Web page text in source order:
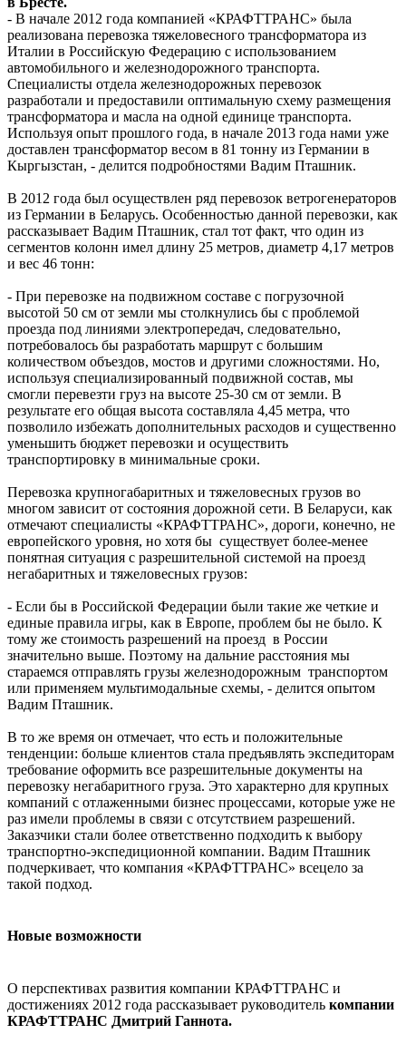
- В начале 2012 года компанией «КРАФТТРАНС» была
реализована перевозка тяжеловесного трансформатора из
Италии в Российскую Федерацию с использованием
автомобильного и железнодорожного транспорта.
Специалисты отдела железнодорожных перевозок
разработали и предоставили оптимальную схему размещения
трансформатора и масла на одной единице транспорта.
Используя опыт прошлого года, в начале 2013 года нами уже
доставлен трансформатор весом в 81 тонну из Германии в
Кыргызстан, - делится подробностями Вадим Пташник.
В 2012 года был осуществлен ряд перевозок ветрогенераторов
из Германии в Беларусь. Особенностью данной перевозки, как
рассказывает Вадим Пташник, стал тот факт, что один из
сегментов колонн имел длину 25 метров, диаметр 4,17 метров
и вес 46 тонн:
- При перевозке на подвижном составе с погрузочной
высотой 50 см от земли мы столкнулись бы с проблемой
проезда под линиями электропередач, следовательно,
потребовалось бы разработать маршрут с большим
количеством объездов, мостов и другими сложностями. Но,
используя специализированный подвижной состав, мы
смогли перевезти груз на высоте 25-30 см от земли. В
результате его общая высота составляла 4,45 метра, что
позволило избежать дополнительных расходов и существенно
уменьшить бюджет перевозки и осуществить
транспортировку в минимальные сроки.
Перевозка крупногабаритных и тяжеловесных грузов во
многом зависит от состояния дорожной сети. В Беларуси, как
отмечают специалисты «КРАФТТРАНС», дороги, конечно, не
европейского уровня, но хотя бы существует более-менее
понятная ситуация с разрешительной системой на проезд
негабаритных и тяжеловесных грузов:
- Если бы в Российской Федерации были такие же четкие и
единые правила игры, как в Европе, проблем бы не было. К
тому же стоимость разрешений на проезд в России
значительно выше. Поэтому на дальние расстояния мы
стараемся отправлять грузы железнодорожным транспортом
или применяем мультимодальные схемы, - делится опытом
Вадим Пташник.
В то же время он отмечает, что есть и положительные
тенденции: больше клиентов стала предъявлять экспедиторам
требование оформить все разрешительные документы на
перевозку негабаритного груза. Это характерно для крупных
компаний с отлаженными бизнес процессами, которые уже не
раз имели проблемы в связи с отсутствием разрешений.
Заказчики стали более ответственно подходить к выбору
транспортно-экспедиционной компании. Вадим Пташник
подчеркивает, что компания «КРАФТТРАНС» всецело за
такой подход.
Новые возможности
О перспективах развития компании КРАФТТРАНС и
достижениях 2012 года рассказывает руководитель компании
КРАФТТРАНС Дмитрий Ганнота.